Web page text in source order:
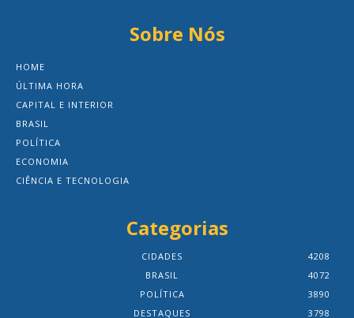
Sobre Nós
HOME
ÚLTIMA HORA
CAPITAL E INTERIOR
BRASIL
POLÍTICA
ECONOMIA
CIÊNCIA E TECNOLOGIA
Categorias
CIDADES
4208
BRASIL
4072
POLÍTICA
3890
DESTAQUES
3798